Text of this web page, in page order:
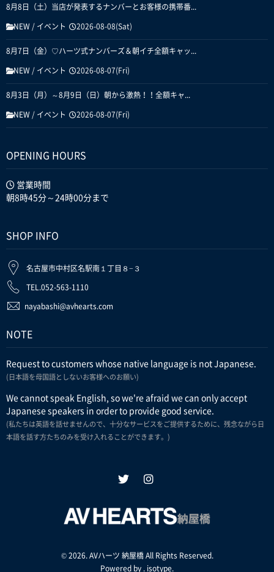
8月8日（土）当店が発表するナンバーとお客様の携帯番...
NEW / イベント 2026-08-08(Sat)
8月7日（金）♡ハーツ式ナンバーズ＆朝イチ全額キャッ...
NEW / イベント 2026-08-07(Fri)
8月3日（月）～8月9日（日）朝から激熱！！全額キャ...
NEW / イベント 2026-08-07(Fri)
OPENING HOURS
営業時間
朝8時45分～24時00分まで
SHOP INFO
名古屋市中村区名駅南１丁目８−３
TEL.052-563-1110
nayabashi@avhearts.com
NOTE
Request to customers whose native language is not Japanese.
(日本語を母国語としないお客様へのお願い)
We cannot speak English, so we're afraid we can only accept
Japanese speakers in order to provide good service.
(私たちは英語を話せませんので、十分なサービスをご提供するために、残念ながら日
本語を話す方たちのみを受け入れることができます。)
© 2026. AVハーツ 納屋橋 All Rights Reserved.
Powered by . isotype